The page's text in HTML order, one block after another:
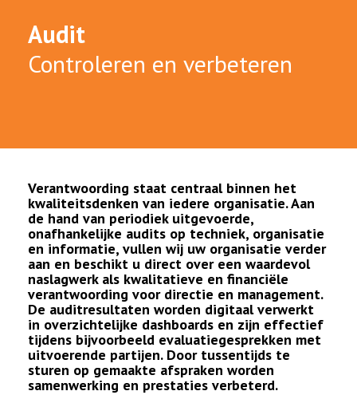
Audit
Controleren en verbeteren
Verantwoording staat centraal binnen het
kwaliteitsdenken van iedere organisatie. Aan
de hand van periodiek uitgevoerde,
onafhankelijke audits op techniek, organisatie
en informatie, vullen wij uw organisatie verder
aan en beschikt u direct over een waardevol
naslagwerk als kwalitatieve en financiële
verantwoording voor directie en management.
De auditresultaten worden digitaal verwerkt
in overzichtelijke dashboards en zijn effectief
tijdens bijvoorbeeld evaluatiegesprekken met
uitvoerende partijen. Door tussentijds te
sturen op gemaakte afspraken worden
samenwerking en prestaties verbeterd.